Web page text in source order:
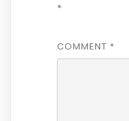
*
COMMENT *